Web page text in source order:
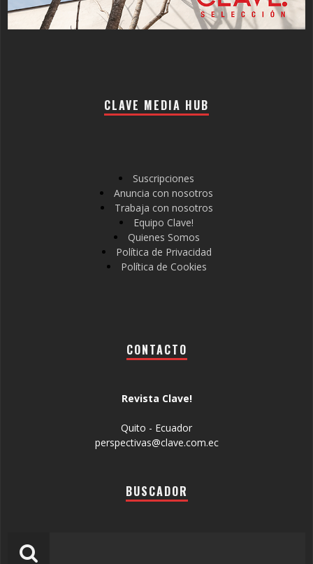
CLAVE MEDIA HUB
Suscripciones
Anuncia con nosotros
Trabaja con nosotros
Equipo Clave!
Quienes Somos
Política de Privacidad
Política de Cookies
CONTACTO
Revista Clave!
Quito - Ecuador
perspectivas@clave.com.ec
BUSCADOR